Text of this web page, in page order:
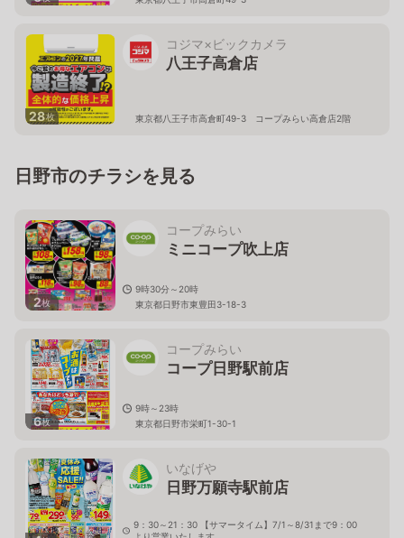
28枚
コジマ×ビックカメラ
八王子高倉店
東京都八王子市高倉町49-3 コープみらい高倉店2階
日野市のチラシを見る
2枚
コープみらい
ミニコープ吹上店
9時30分～20時
東京都日野市東豊田3-18-3
6枚
コープみらい
コープ日野駅前店
9時～23時
東京都日野市栄町1-30-1
いなげや
日野万願寺駅前店
9：30～21：30 【サマータイム】7/1～8/31まで9：00